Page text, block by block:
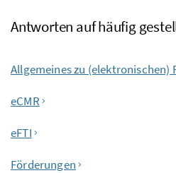
Antworten auf häufig
Inhaltsverzeichnis
Allgemeines zu
eCMR
eFTI
Förderungen